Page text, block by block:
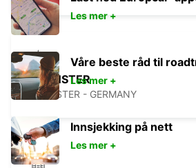
MUENSTER
MUENSTER - GERMANY
Les mer +
Våre beste råd til
Les mer +
Innsjekking på nett
Les mer +